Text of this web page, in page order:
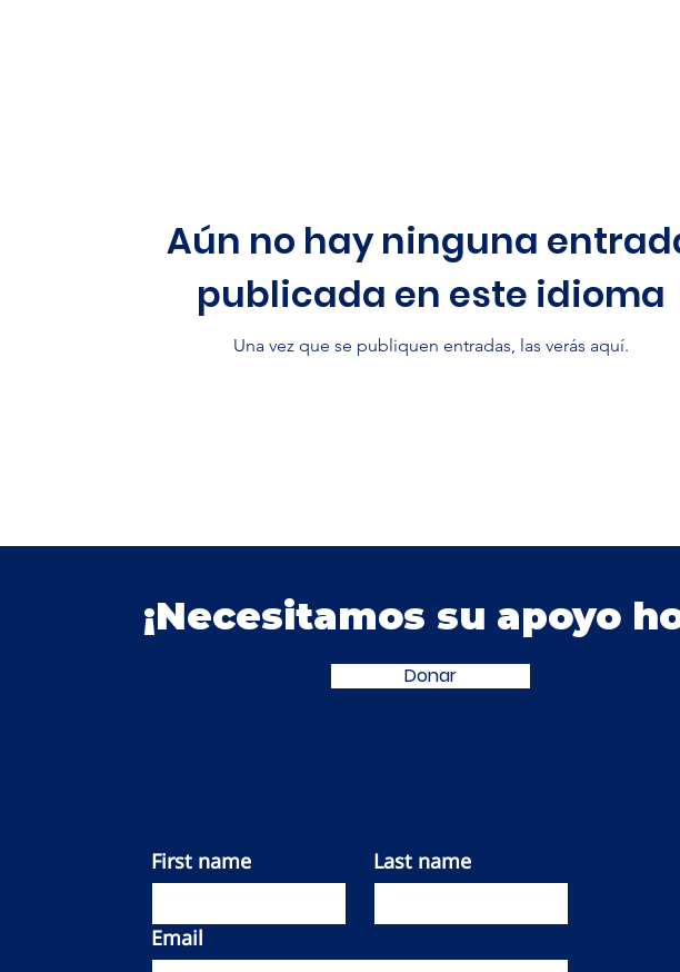
Aún no hay ninguna
publicada en este idioma
Una vez que se publiquen entradas, las verás aquí.
¡Necesitamos su apoyo
Donar
First name Last name
Email